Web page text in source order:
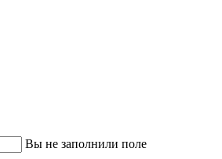
Вы не заполнили поле